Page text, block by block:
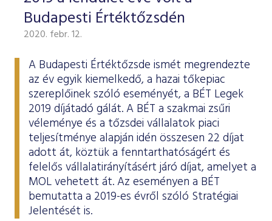
Budapesti Értéktőzsdén
2020. febr. 12.
A Budapesti Értéktőzsde ismét megrendezte
az év egyik kiemelkedő, a hazai tőkepiac
szereplőinek szóló eseményét, a BÉT Legek
2019 díjátadó gálát. A BÉT a szakmai zsűri
véleménye és a tőzsdei vállalatok piaci
teljesítménye alapján idén összesen 22 díjat
adott át, köztük a fenntarthatóságért és
felelős vállalatirányításért járó díjat, amelyet a
MOL vehetett át. Az eseményen a BÉT
bemutatta a 2019-es évről szóló Stratégiai
Jelentését is.